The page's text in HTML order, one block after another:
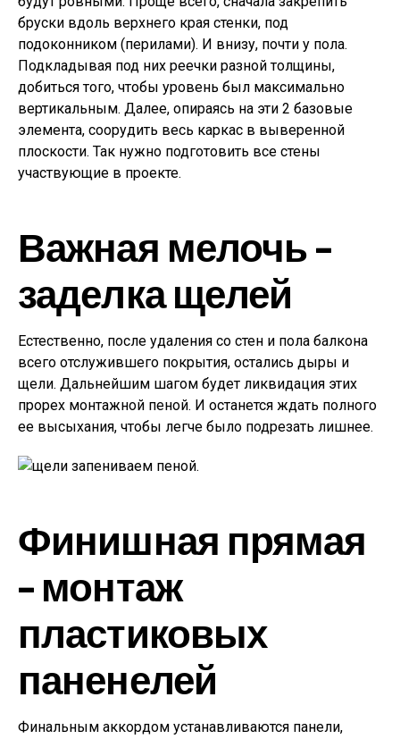
бруски вдоль верхнего края стенки, под
подоконником (перилами). И внизу, почти у пола.
Подкладывая под них реечки разной толщины,
добиться того, чтобы уровень был максимально
вертикальным. Далее, опираясь на эти 2 базовые
элемента, соорудить весь каркас в выверенной
плоскости. Так нужно подготовить все стены
участвующие в проекте.
Важная мелочь –
заделка щелей
Естественно, после удаления со стен и пола балкона
всего отслужившего покрытия, остались дыры и
щели. Дальнейшим шагом будет ликвидация этих
прорех монтажной пеной. И останется ждать полного
ее высыхания, чтобы легче было подрезать лишнее.
Финишная прямая
– монтаж
пластиковых
паненелей
Финальным аккордом устанавливаются панели,